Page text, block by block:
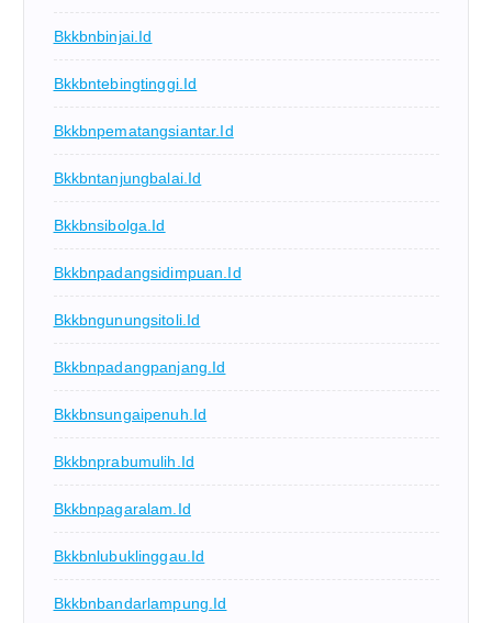
Bkkbnbinjai.id
Bkkbntebingtinggi.id
Bkkbnpematangsiantar.id
Bkkbntanjungbalai.id
Bkkbnsibolga.id
Bkkbnpadangsidimpuan.id
Bkkbngunungsitoli.id
Bkkbnpadangpanjang.id
Bkkbnsungaipenuh.id
Bkkbnprabumulih.id
Bkkbnpagaralam.id
Bkkbnlubuklinggau.id
Bkkbnbandarlampung.id